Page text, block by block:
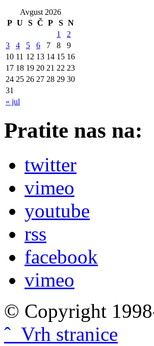
Avgust 2026
P U S Č P S N
« jul
1
2
3
4 5 6 7 8
9
10 11 12 13 14 15 16
17 18 19 20 21 22 23
24 25 26 27 28 29 30
31
Pratite nas na:
twitter
vimeo
youtube
rss
facebook
vimeo
© Copyright
ˆ Vrh stranice